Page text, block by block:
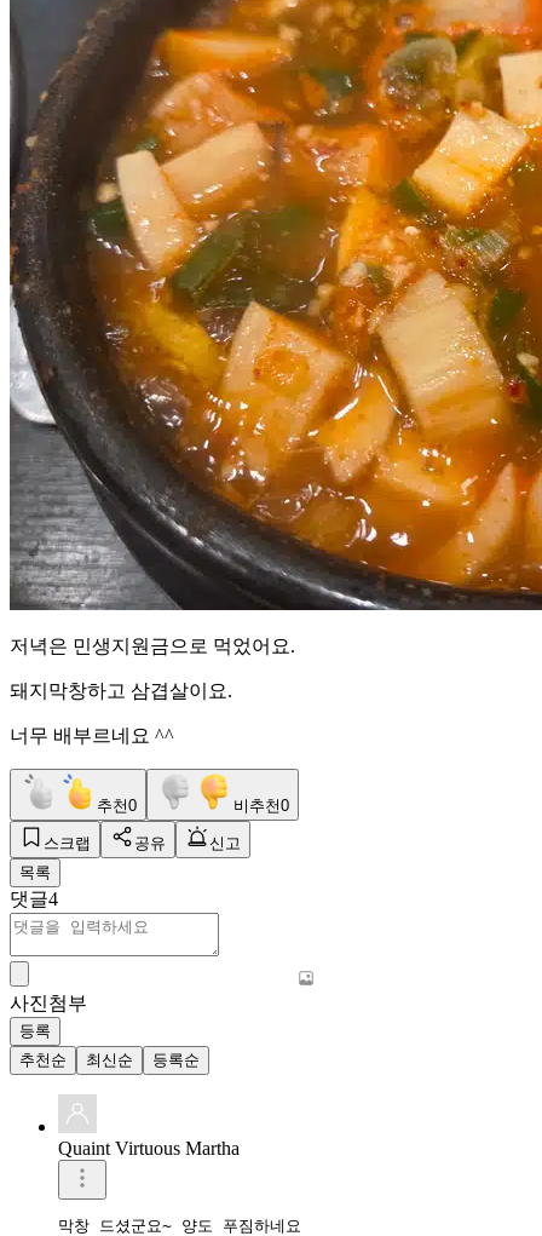
저녁은 민생지원금으로 먹었어요.
돼지막창하고 삼겹살이요.
너무 배부르네요 ^^
추천0 비추천0
스크랩 공유
신고
목록
댓글4
사진첨부
등록
추천순
최신순 등록순
Quaint Virtuous Martha
막창 드셨군요~ 양도 푸짐하네요